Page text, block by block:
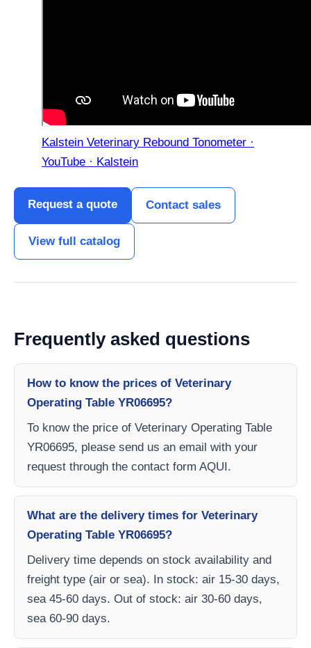
Kalstein Veterinary Rebound Tonometer ·
YouTube · Kalstein
Request a quote Contact sales
View full catalog
Frequently asked questions
How to know the prices of Veterinary
Operating Table YR06695?
To know the price of Veterinary Operating Table
YR06695, please send us an email with your
request through the contact form AQUI.
What are the delivery times for Veterinary
Operating Table YR06695?
Delivery time depends on stock availability and
freight type (air or sea). In stock: air 15-30 days,
sea 45-60 days. Out of stock: air 30-60 days,
sea 60-90 days.